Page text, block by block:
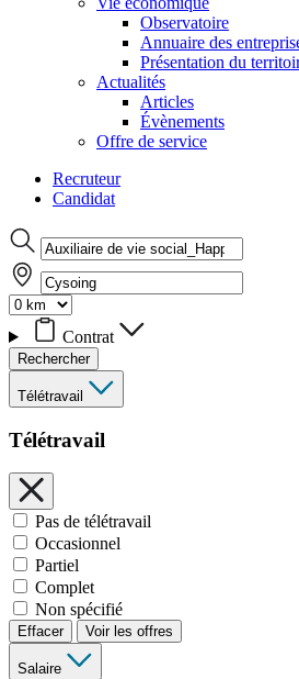
Observatoire
Annuaire des
Présentation du
Actualités
Articles
Évènements
Offre de service
Recruteur
Candidat
Contrat
Rechercher
Télétravail
Télétravail
Pas de télétravail
Occasionnel
Partiel
Complet
Non spécifié
Effacer Voir les offres
Salaire